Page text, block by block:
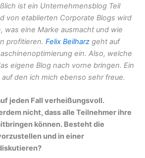
ist ein Unternehmensblog Teil
von etablierten Corporate Blogs wird
was eine Marke ausmacht und wie
profitieren. Felix Beilharz geht auf
ein. Also, welche
eigene Blog nach vorne bringen. Ein
auf den ich mich ebenso sehr freue.
jeden Fall verheißungsvoll.
nicht, dass alle Teilnehmer ihre
können. Besteht die
und in einer